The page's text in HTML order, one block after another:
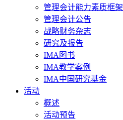
管理会计能力素质框架
管理会计公告
战略财务杂志
研究及报告
IMA图书
IMA教学案例
IMA中国研究基金
活动
概述
活动预告